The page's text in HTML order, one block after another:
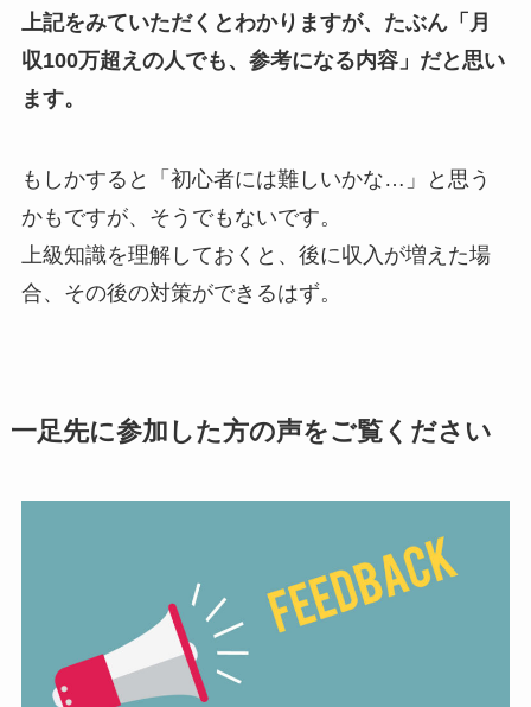
上記をみていただくとわかりますが、たぶん「月
収100万超えの人でも、参考になる内容」だと思い
ます。
もしかすると「初心者には難しいかな…」と思う
かもですが、そうでもないです。
上級知識を理解しておくと、後に収入が増えた場
合、その後の対策ができるはず。
一足先に参加した方の声をご覧ください